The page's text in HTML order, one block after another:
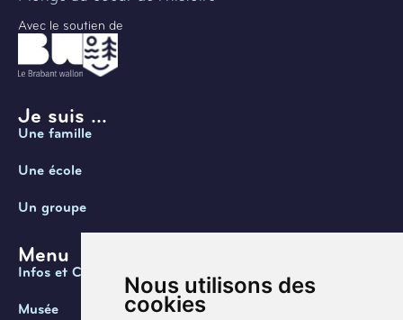
Nous utilisons des
cookies
Avec le soutien de
Je suis ...
Une famille
Une école
Un groupe
Menu
Infos et Contact
Musée